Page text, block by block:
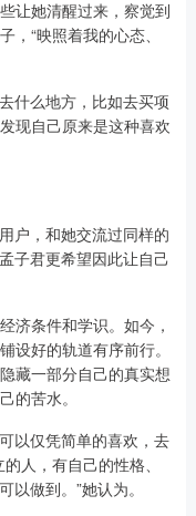
让她清醒过来，察觉到
“映照着我的心态、
什么地方，比如去买项
现自己原来是这种喜欢
户，和她交流过同样的
子君更希望因此让自己
济条件和学识。如今，
设好的轨道有序前行。
藏一部分自己的真实想
的苦水。
以仅凭简单的喜欢，去
人，有自己的性格、
做到。”她认为。